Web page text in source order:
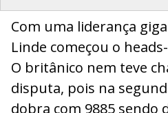
Com uma liderança
Linde começou o
O britânico nem teve
disputa, pois na
dobra com 9885 sendo